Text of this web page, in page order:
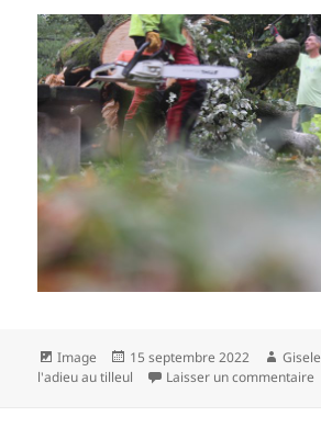
Format
Image
Publié
le
15 septembre 2022 Auteur
Gisele
l'adieu au tilleul Laisser un commentaire